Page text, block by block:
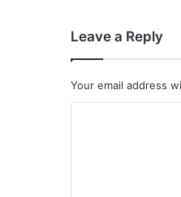
Leave a Reply
Your email address